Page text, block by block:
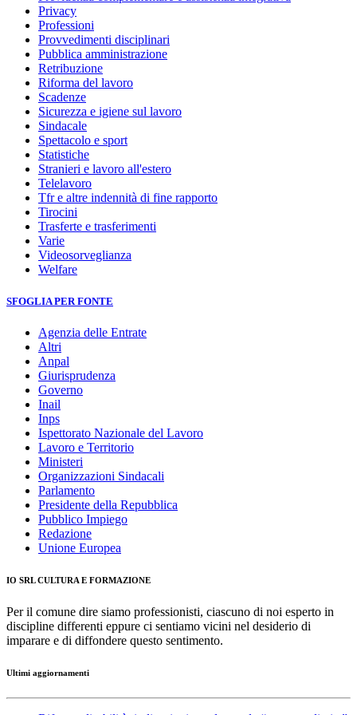
Privacy
Professioni
Provvedimenti disciplinari
Pubblica amministrazione
Retribuzione
Riforma del lavoro
Scadenze
Sicurezza e igiene sul lavoro
Sindacale
Spettacolo e sport
Statistiche
Stranieri e lavoro all'estero
Telelavoro
Tfr e altre indennità di fine rapporto
Tirocini
Trasferte e trasferimenti
Varie
Videosorveglianza
Welfare
SFOGLIA PER FONTE
Agenzia delle Entrate
Altri
Anpal
Giurisprudenza
Governo
Inail
Inps
Ispettorato Nazionale del Lavoro
Lavoro e Territorio
Ministeri
Organizzazioni Sindacali
Parlamento
Presidente della Repubblica
Pubblico Impiego
Redazione
Unione Europea
IO SRL CULTURA E FORMAZIONE
Per il comune dire siamo professionisti, ciascuno di noi esperto in
discipline differenti eppure ci sentiamo vicini nel desiderio di
imparare e di diffondere questo sentimento.
Ultimi aggiornamenti